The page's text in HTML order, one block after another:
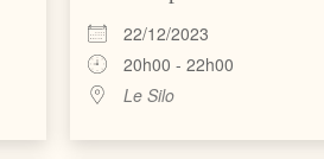
22/12/2023
20h00 - 22h00
Le Silo